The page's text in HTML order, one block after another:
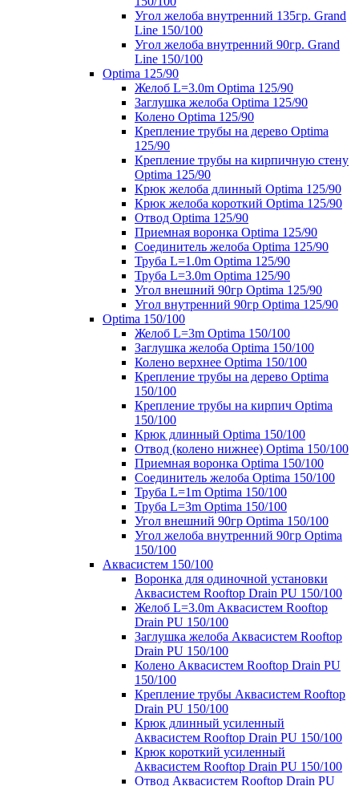
Угол желоба внутренний 135гр. Grand
Line 150/100
Угол желоба внутренний 90гр. Grand
Line 150/100
Optima 125/90
Желоб L=3.0m Optima 125/90
Заглушка желоба Optima 125/90
Колено Optima 125/90
Крепление трубы на дерево Optima
125/90
Крепление трубы на кирпичную стену
Optima 125/90
Крюк желоба длинный Optima 125/90
Крюк желоба короткий Optima 125/90
Отвод Optima 125/90
Приемная воронка Optima 125/90
Соединитель желоба Optima 125/90
Труба L=1.0m Optima 125/90
Труба L=3.0m Optima 125/90
Угол внешний 90гр Optima 125/90
Угол внутренний 90гр Optima 125/90
Optima 150/100
Желоб L=3m Optima 150/100
Заглушка желоба Optima 150/100
Колено верхнее Optima 150/100
Крепление трубы на дерево Optima
150/100
Крепление трубы на кирпич Optima
150/100
Крюк длинный Optima 150/100
Отвод (колено нижнее) Optima 150/100
Приемная воронка Optima 150/100
Соединитель желоба Optima 150/100
Труба L=1m Optima 150/100
Труба L=3m Optima 150/100
Угол внешний 90гр Optima 150/100
Угол желоба внутренний 90гр Optima
150/100
Аквасистем 150/100
Воронка для одиночной установки
Аквасистем Rooftop Drain PU 150/100
Желоб L=3.0m Аквасистем Rooftop
Drain PU 150/100
Заглушка желоба Аквасистем Rooftop
Drain PU 150/100
Колено Аквасистем Rooftop Drain PU
150/100
Крепление трубы Аквасистем Rooftop
Drain PU 150/100
Крюк длинный усиленный
Аквасистем Rooftop Drain PU 150/100
Крюк короткий усиленный
Аквасистем Rooftop Drain PU 150/100
Отвод Аквасистем Rooftop Drain PU